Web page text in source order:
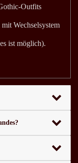
Outfits
Wechselsystem
ist möglich).